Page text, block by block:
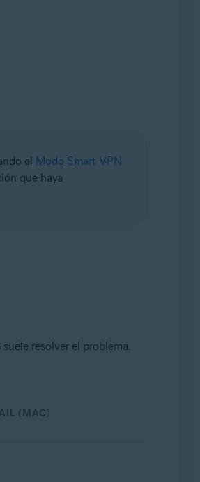
el Modo Smart VPN
que haya
suele resolver el problema.
(MAC)